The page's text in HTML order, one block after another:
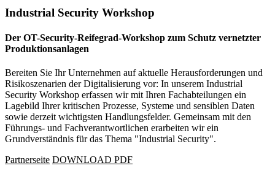
Industrial Security Workshop
Der OT-Security-Reifegrad-Workshop zum Schutz vernetzter
Produktionsanlagen
Bereiten Sie Ihr Unternehmen auf aktuelle Herausforderungen und
Risikoszenarien der Digitalisierung vor: In unserem Industrial
Security Workshop erfassen wir mit Ihren Fachabteilungen ein
Lagebild Ihrer kritischen Prozesse, Systeme und sensiblen Daten
sowie derzeit wichtigsten Handlungsfelder. Gemeinsam mit den
Führungs- und Fachverantwortlichen erarbeiten wir ein
Grundverständnis für das Thema "Industrial Security".
Partnerseite DOWNLOAD PDF